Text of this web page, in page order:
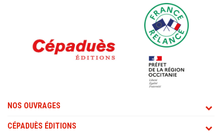
NOS OUVRAGES
CÉPADUÈS ÉDITIONS